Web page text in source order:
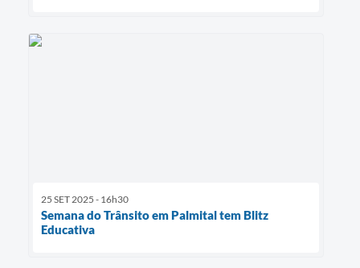
25 SET 2025 - 16h30
Semana do Trânsito em Palmital tem Blitz
Educativa